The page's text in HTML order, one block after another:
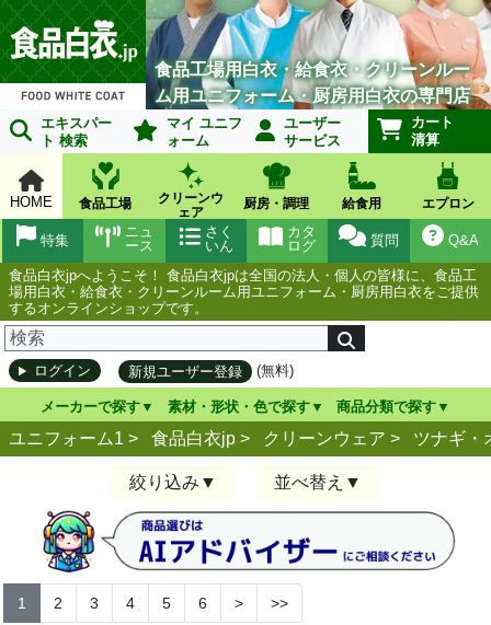
食品工場用白衣・給食衣・クリーンルー
ム用ユニフォーム・厨房用白衣の専門店
エキスパー
ト 検索
マイ ユニフ
ォーム
ユーザー
サービス
カート
清算
HOME 食品工場
クリーンウ
ェア
厨房・調理 給食用 エプロン
Q&A
質問
カタ
ログ
さく
いん
ニュ
ース
特集
食品白衣jpへようこそ！ 食品白衣jpは全国の法人・個人の皆様に、食品工
場用白衣・給食衣・クリーンルーム用ユニフォーム・厨房用白衣をご提供
するオンラインショップです。
ログイン 新規ユーザー登録 (無料)
メーカーで探す 素材・形状・色で探す 商品分類で探す
ユニフォーム1 > 食品白衣jp > クリーンウェア > ツナギ・
絞り込み 並べ替え
1 2 3 4 5 6 > >>